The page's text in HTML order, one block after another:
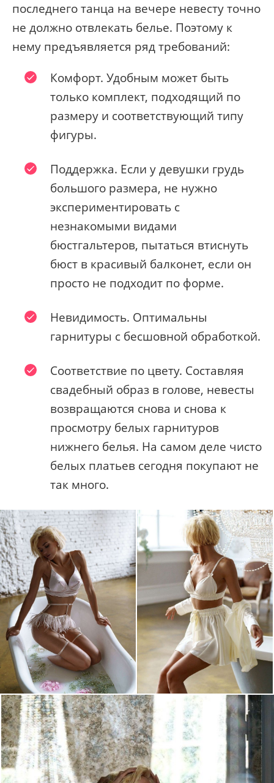
последнего танца на вечере невесту точно
не должно отвлекать белье. Поэтому к
нему предъявляется ряд требований:
Комфорт. Удобным может быть
только комплект, подходящий по
размеру и соответствующий типу
фигуры.
Поддержка. Если у девушки грудь
большого размера, не нужно
экспериментировать с
незнакомыми видами
бюстгальтеров, пытаться втиснуть
бюст в красивый балконет, если он
просто не подходит по форме.
Невидимость. Оптимальны
гарнитуры с бесшовной обработкой.
Соответствие по цвету. Составляя
свадебный образ в голове, невесты
возвращаются снова и снова к
просмотру белых гарнитуров
нижнего белья. На самом деле чисто
белых платьев сегодня покупают не
так много.